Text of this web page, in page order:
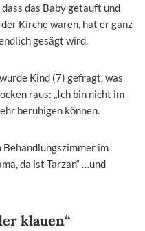
das Baby getauft und
Kirche waren, hat er ganz
gesägt wird.
Kind (7) gefragt, was
raus: „Ich bin nicht im
beruhigen können.
Behandlungszimmer im
da ist Tarzan“ …und
klauen“